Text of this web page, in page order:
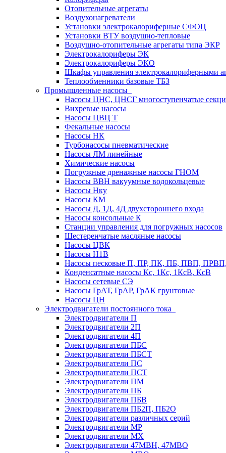
Отопительные агрегаты
Воздухонагреватели
Установки электрокалориферные СФОЦ
Установки ВТУ воздушно-тепловые
Воздушно-отопительные агрегаты типа ЭКР
Электрокалориферы ЭК
Электрокалориферы ЭКО
Шкафы управления электрокалориферными
Теплообменники базовые ТБЗ
Промышленные насосы
Насосы ЦНС, ЦНСГ многоступенчатые
Вихревые насосы
Насосы ЦВЦ Т
Фекальные насосы
Насосы НК
Турбонасосы пневматические
Насосы ЛМ линейные
Химические насосы
Погружные дренажные насосы ГНОМ
Насосы ВВН вакуумные водокольцевые
Насосы Нку
Насосы КМ
Насосы Д, 1Д, 4Д двухстороннего входа
Насосы консольные К
Станции управления для погружных насосов
Шестеренчатые масляные насосы
Насосы ЦВК
Насосы Н1В
Насосы песковые П, ПР, ПК, ПБ, ПВП,
Конденсатные насосы Кс, 1Кс, 1КсВ, КсВ
Насосы сетевые СЭ
Насосы ГрАТ, ГрАР, ГрАК грунтовые
Насосы ЦН
Электродвигатели постоянного тока
Электродвигатели П
Электродвигатели 2П
Электродвигатели 4П
Электродвигатели ПБС
Электродвигатели ПБСТ
Электродвигатели ПС
Электродвигатели ПСТ
Электродвигатели ПМ
Электродвигатели ПБ
Электродвигатели ПБВ
Электродвигатели ПБ2П, ПБ2О
Электродвигатели различных серий
Электродвигатели МР
Электродвигатели MX
Электродвигатели 47MBH, 47МВО